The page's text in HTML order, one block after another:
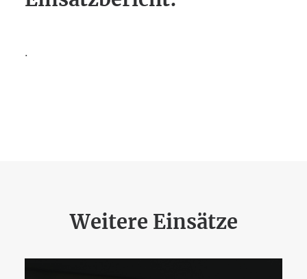
.
Weitere Einsätze